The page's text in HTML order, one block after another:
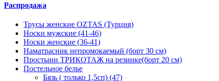
Распродажа
Трусы женские OZTAS (Турция)
Носки мужские (41-46)
Носки женские (36-41)
Наматрасник непромокаемый (борт 30 см)
Простыни ТРИКОТАЖ на резинке(борт 20 см)
Постельное белье
Бязь ( только 1,5сп) (47)